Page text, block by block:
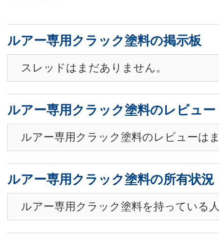
ルアー専用クラック塗料の掲示板
スレッドはまだありません。
ルアー専用クラック塗料のレビュー
ルアー専用クラック塗料のレビューは
ルアー専用クラック塗料の所有状況
ルアー専用クラック塗料を持っている